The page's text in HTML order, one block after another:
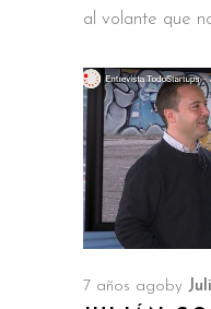
al volante que
7 años agoby